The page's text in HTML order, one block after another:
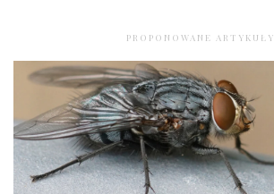
PROPONOWANE ARTYKUŁY